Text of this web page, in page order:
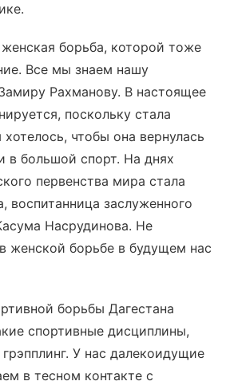
борьба, которой тоже
Все мы знаем нашу
Рахманову. В настоящее
поскольку стала
чтобы она вернулась
в большой спорт. На днях
первенства мира стала
воспитанница заслуженного
Насрудинова. Не
женской борьбе в будущем нас
борьбы Дагестана
спортивные дисциплины,
У нас далекоидущие
в тесном контакте с